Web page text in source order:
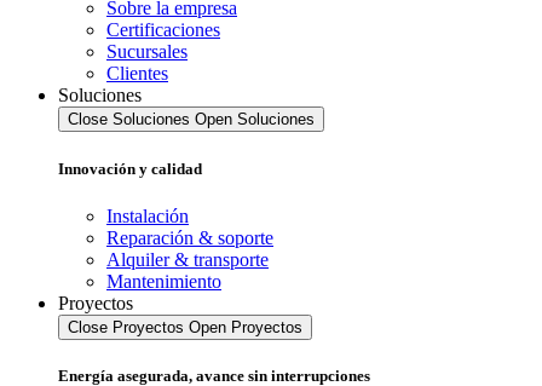
Sobre la empresa
Certificaciones
Sucursales
Clientes
Soluciones
Close Soluciones Open Soluciones
Innovación y calidad
Instalación
Reparación & soporte
Alquiler & transporte
Mantenimiento
Proyectos
Close Proyectos Open Proyectos
Energía asegurada, avance sin interrupciones